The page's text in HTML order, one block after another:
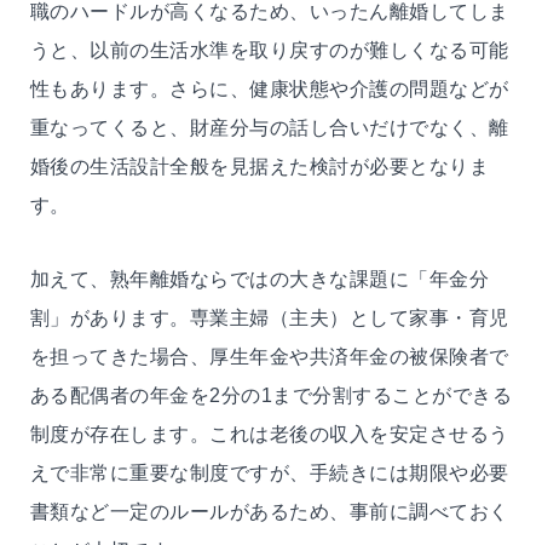
職のハードルが高くなるため、いったん離婚してしま
うと、以前の生活水準を取り戻すのが難しくなる可能
性もあります。さらに、健康状態や介護の問題などが
重なってくると、財産分与の話し合いだけでなく、離
婚後の生活設計全般を見据えた検討が必要となりま
す。
加えて、熟年離婚ならではの大きな課題に「年金分
割」があります。専業主婦（主夫）として家事・育児
を担ってきた場合、厚生年金や共済年金の被保険者で
ある配偶者の年金を2分の1まで分割することができる
制度が存在します。これは老後の収入を安定させるう
えで非常に重要な制度ですが、手続きには期限や必要
書類など一定のルールがあるため、事前に調べておく